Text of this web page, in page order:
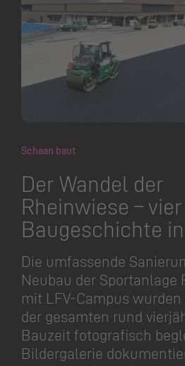
Schaan baut
Der Wandel der
Rheinwiese –
Baugeschichte
Die umfassende
Neubau der Sportanlage
mit LFV-Campus
der gesamten rund
Bauzeit fotografisch
Bildergalerie